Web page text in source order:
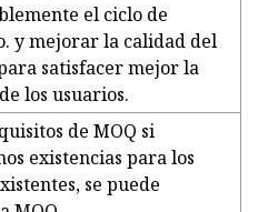
el ciclo de
y mejorar la calidad del
satisfacer mejor la
los usuarios.
de MOQ si
existencias para los
se puede